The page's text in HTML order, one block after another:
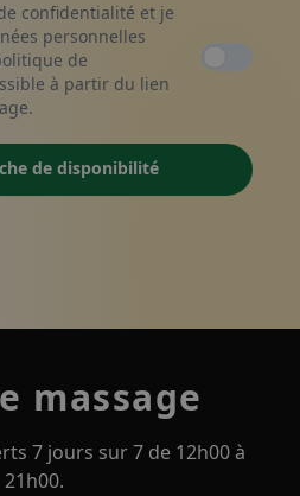
confidentialité et je
personnelles
de
à partir du lien
de disponibilité
massage
7 jours sur 7 de 12h00 à
21h00.